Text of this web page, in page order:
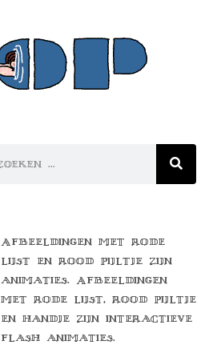
Afbeeldingen met rode
lijst en rood pijltje zijn
animaties. Afbeeldingen
met rode lijst, rood pijltje
en handje zijn interactieve
flash animaties.